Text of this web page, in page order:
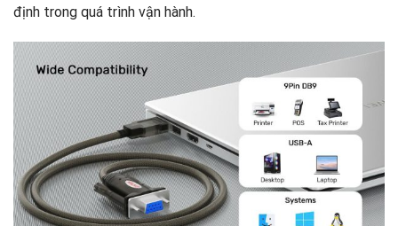
định trong quá trình vận hành.